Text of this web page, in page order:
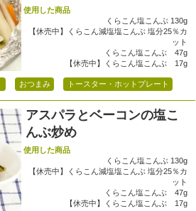
使用した商品
くらこん塩こんぶ 130g
【休売中】くらこん減塩塩こんぶ 塩分25％カ
ット
くらこん塩こんぶ 47g
【休売中】くらこん塩こんぶ 17g
おつまみ トースター・ホットプレート
アスパラとベーコンの塩こ
んぶ炒め
使用した商品
くらこん塩こんぶ 130g
【休売中】くらこん減塩塩こんぶ 塩分25％カ
ット
くらこん塩こんぶ 47g
【休売中】くらこん塩こんぶ 17g